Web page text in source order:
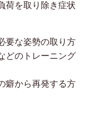
荷を取り除き症状
要な姿勢の取り方
どのトレーニング
癖から再発する方